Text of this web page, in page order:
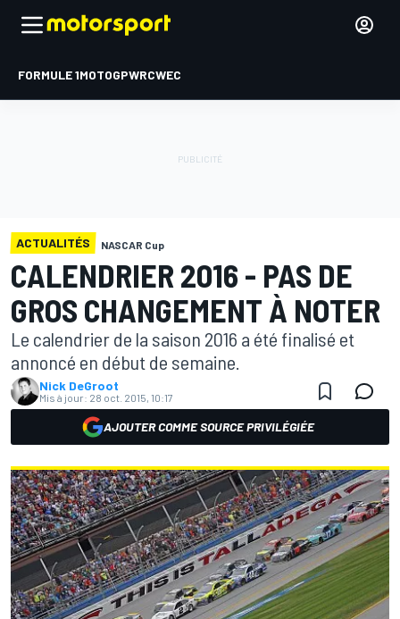
FORMULE 1MOTOGPWRCWEC
ACTUALITÉS NASCAR Cup
CALENDRIER 2016 - PAS DE
GROS CHANGEMENT À NOTER
Le calendrier de la saison 2016 a été finalisé et
annoncé en début de semaine.
Nick DeGroot
Mis à jour: 28 oct. 2015, 10:17
AJOUTER COMME SOURCE PRIVILÉGIÉE